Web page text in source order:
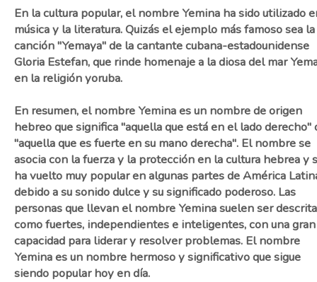
En la cultura popular, el nombre Yemina ha sido utilizado
música y la literatura. Quizás el ejemplo más famoso sea la
canción "Yemaya" de la cantante cubana-estadounidense
Gloria Estefan, que rinde homenaje a la diosa del mar
en la religión yoruba.
En resumen, el nombre Yemina es un nombre de origen
hebreo que significa "aquella que está en el lado derecho"
"aquella que es fuerte en su mano derecha". El nombre se
asocia con la fuerza y la protección en la cultura hebrea y
ha vuelto muy popular en algunas partes de América
debido a su sonido dulce y su significado poderoso. Las
personas que llevan el nombre Yemina suelen ser
como fuertes, independientes e inteligentes, con una gran
capacidad para liderar y resolver problemas. El nombre
Yemina es un nombre hermoso y significativo que sigue
siendo popular hoy en día.